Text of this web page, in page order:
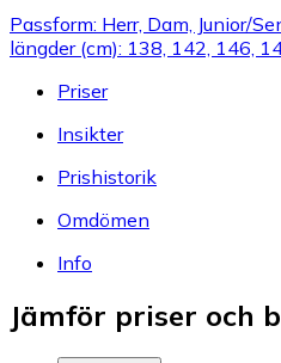
Passform: Herr, Dam, Junior/
längder (cm): 138, 142, 146,
Priser
Insikter
Prishistorik
Omdömen
Info
Jämför priser och